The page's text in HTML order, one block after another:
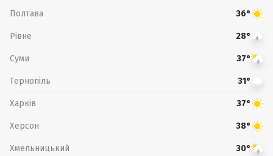
Полтава 36°
Рівне 28°
Суми 37°
Тернопіль 31°
Харків 37°
Херсон 38°
Хмельницький 30°